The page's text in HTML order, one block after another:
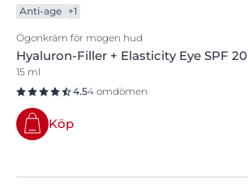
Anti-age +1
Ögonkräm för mogen hud
Hyaluron-Filler + Elasticity Eye SPF 20
15 ml
4.54 omdömen
Köp